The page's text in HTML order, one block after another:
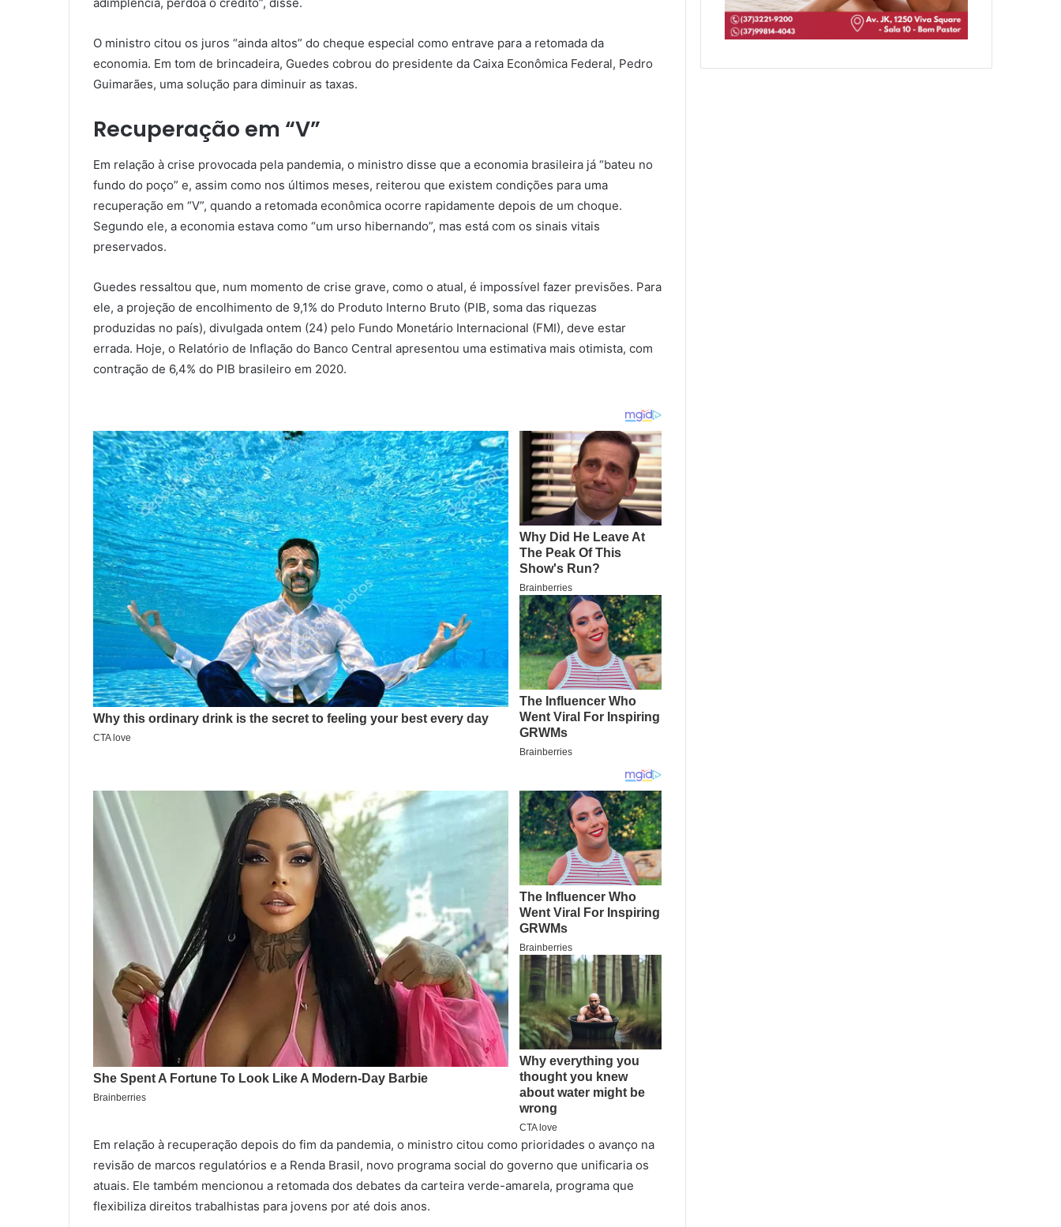
O ministro citou os juros “ainda altos” do cheque especial como entrave para a retomada da
economia. Em tom de brincadeira, Guedes cobrou do presidente da Caixa Econômica Federal, Pedro
Guimarães, uma solução para diminuir as taxas.
Recuperação em “V”
Em relação à crise provocada pela pandemia, o ministro disse que a economia brasileira já “bateu no
fundo do poço” e, assim como nos últimos meses, reiterou que existem condições para uma
recuperação em “V”, quando a retomada econômica ocorre rapidamente depois de um choque.
Segundo ele, a economia estava como “um urso hibernando”, mas está com os sinais vitais
preservados.
Guedes ressaltou que, num momento de crise grave, como o atual, é impossível fazer previsões. Para
ele, a projeção de encolhimento de 9,1% do Produto Interno Bruto (PIB, soma das riquezas
produzidas no país), divulgada ontem (24) pelo Fundo Monetário Internacional (FMI), deve estar
errada. Hoje, o Relatório de Inflação do Banco Central apresentou uma estimativa mais otimista, com
contração de 6,4% do PIB brasileiro em 2020.
Em relação à recuperação depois do fim da pandemia, o ministro citou como prioridades o avanço na
revisão de marcos regulatórios e a Renda Brasil, novo programa social do governo que unificaria os
atuais. Ele também mencionou a retomada dos debates da carteira verde-amarela, programa que
flexibiliza direitos trabalhistas para jovens por até dois anos.